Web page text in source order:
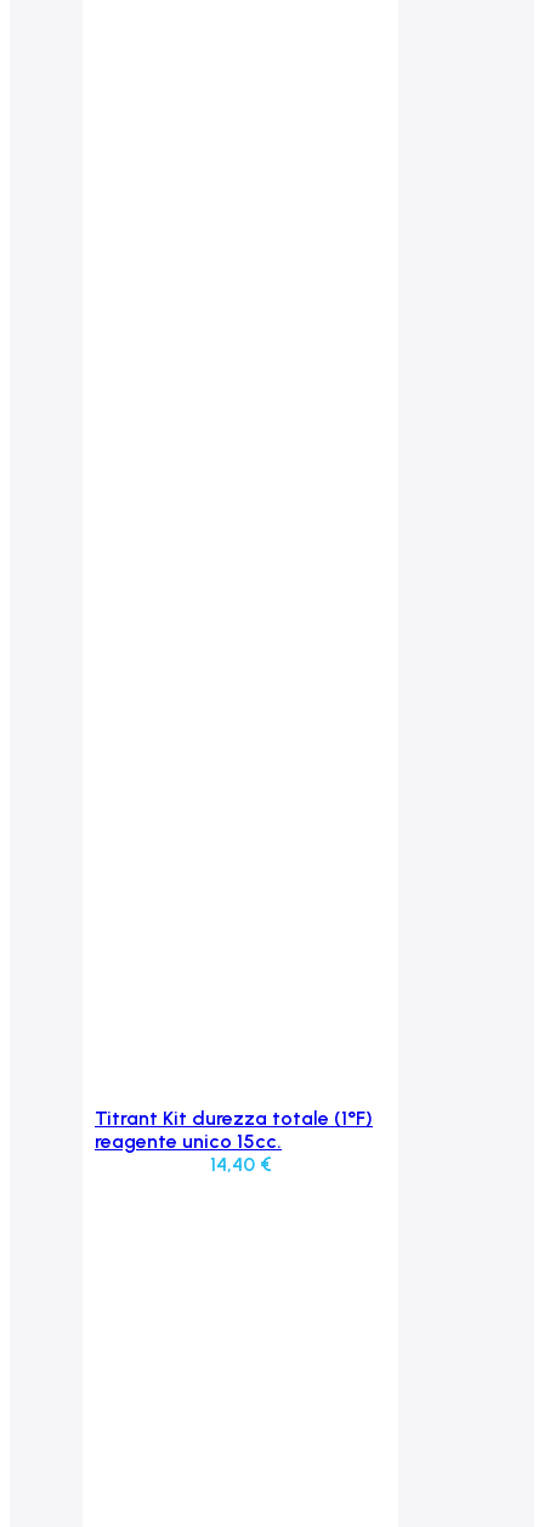
Aggiungi al carrello
Titrant Kit durezza totale (1°F)
reagente unico 15cc.
14,40 €